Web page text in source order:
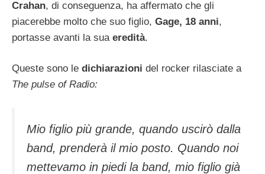
Crahan, di conseguenza, ha affermato che gli
piacerebbe molto che suo figlio, Gage, 18 anni,
portasse avanti la sua eredità.
Queste sono le dichiarazioni del rocker rilasciate a
The pulse of Radio:
Mio figlio più grande, quando uscirò dalla
band, prenderà il mio posto. Quando noi
mettevamo in piedi la band, mio figlio già